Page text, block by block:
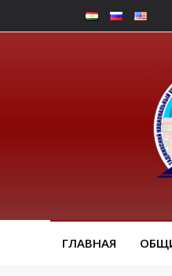
к
ГЛАВНАЯ